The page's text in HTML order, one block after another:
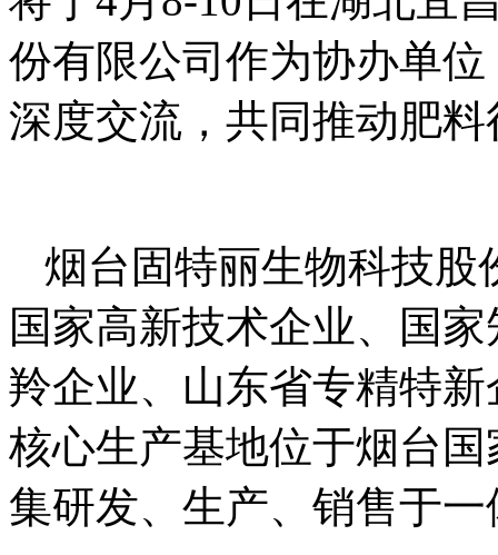
份有限公司 作为协办单
深度交流，共同推动肥
烟台固特丽生物科技股
国家高新技术企业、国
羚企业、山东省专精特
核心生产基地位于烟台
集研发、生产、销售于一